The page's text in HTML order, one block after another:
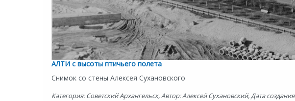
АЛТИ с высоты птичьего полета
Снимок со стены Алексея Сухановского
Категория: Советский Архангельск, Автор: Алексей Сухановский, Дата